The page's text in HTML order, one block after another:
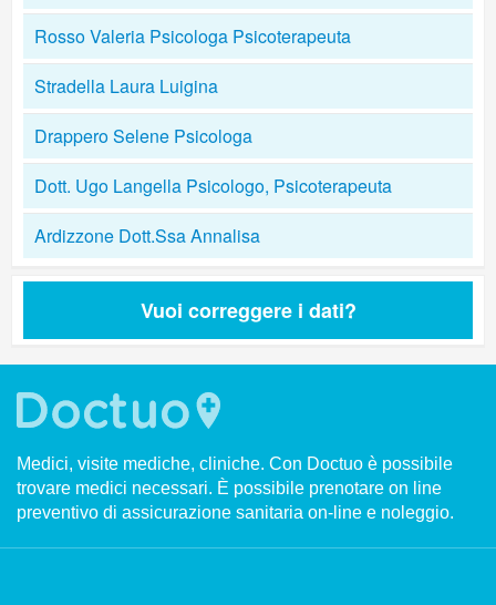
Rosso Valeria Psicologa Psicoterapeuta
Stradella Laura Luigina
Drappero Selene Psicologa
Dott. Ugo Langella Psicologo, Psicoterapeuta
Ardizzone Dott.Ssa Annalisa
Vuoi correggere i dati?
Medici, visite mediche, cliniche. Con Doctuo è possibile
trovare medici necessari. È possibile prenotare on line
preventivo di assicurazione sanitaria on-line e noleggio.